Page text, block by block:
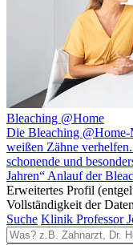
Bleaching @Home
Die Bleaching @Home-
weißen Zähne
schonende und
Jahren“ Anlauf der
Erweitertes Profil
Vollständigkeit der
Suche Klinik Professor